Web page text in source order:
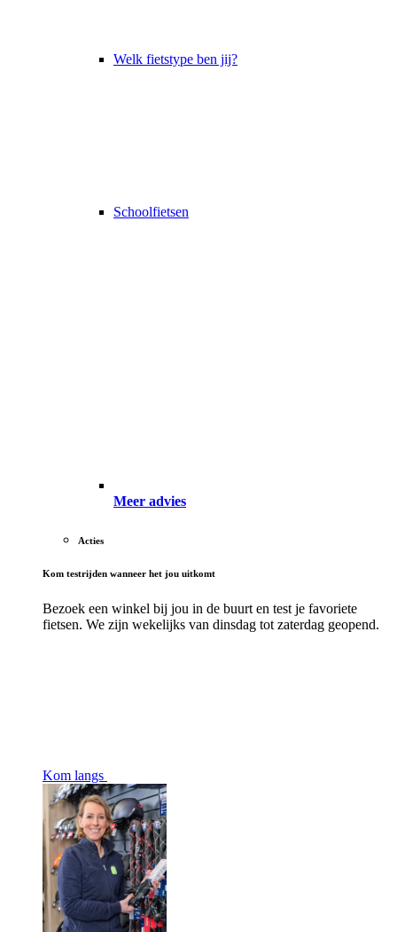
Welk fietstype ben jij?
Schoolfietsen
Meer advies
Acties
Kom testrijden wanneer het jou uitkomt
Bezoek een winkel bij jou in de buurt en test je favoriete
fietsen. We zijn wekelijks van dinsdag tot zaterdag geopend.
Kom langs